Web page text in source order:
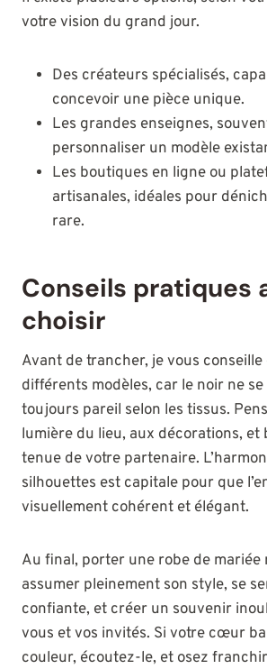
votre vision du grand jour.
Des créateurs spécialisés,
concevoir une pièce unique.
Les grandes enseignes,
personnaliser un modèle
Les boutiques en ligne ou
artisanales, idéales pour
rare.
Conseils pratiques
choisir
Avant de trancher, je vous conseille
différents modèles, car le noir ne
toujours pareil selon les tissus.
lumière du lieu, aux décorations, et
tenue de votre partenaire.
silhouettes est capitale pour que
visuellement cohérent et élégant.
Au final, porter une robe de mariée
assumer pleinement son style, se
confiante, et créer un souvenir
vous et vos invités. Si votre cœur
couleur, écoutez-le, et osez